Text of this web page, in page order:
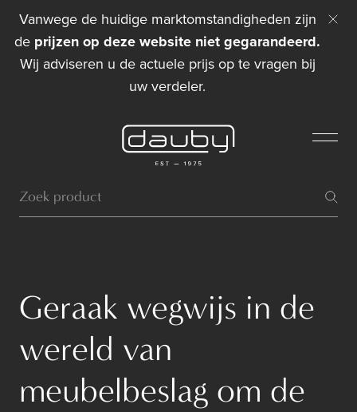
Vanwege de huidige marktomstandigheden zijn
de prijzen op deze website niet gegarandeerd.
Wij adviseren u de actuele prijs op te vragen bij
uw verdeler.
Geraak wegwijs in de
wereld van
meubelbeslag om de